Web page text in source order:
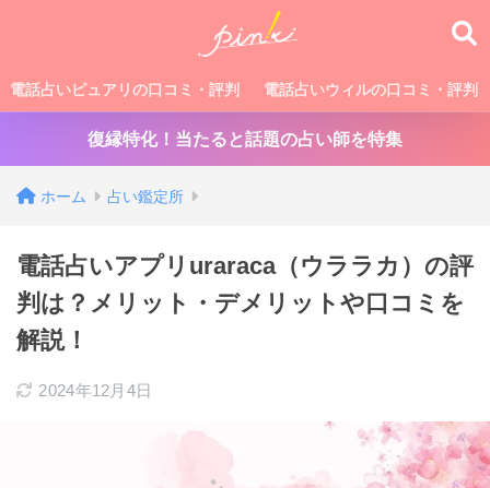
電話占いピュアリの口コミ・評判 電話占いウィルの口コミ・評判
復縁特化！当たると話題の占い師を特集
ホーム 占い鑑定所
電話占いアプリuraraca（ウララカ）の評
判は？メリット・デメリットや口コミを
解説！
2024年12月4日